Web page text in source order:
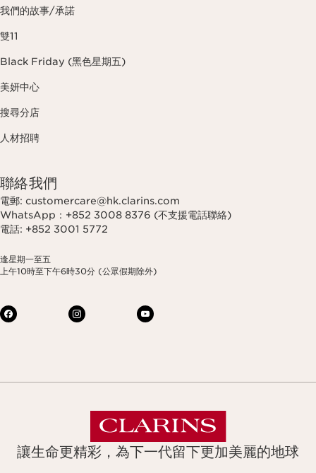
我們的故事/承諾
雙11
Black Friday (黑色星期五)
美妍中心
搜尋分店
人材招聘
聯絡我們
電郵: customercare@hk.clarins.com
WhatsApp：+852 3008 8376 (不支援電話聯絡)
電話: +852 3001 5772
逢星期一至五
上午10時至下午6時30分 (公眾假期除外)
讓生命更精彩，為下一代留下更加美麗的地球